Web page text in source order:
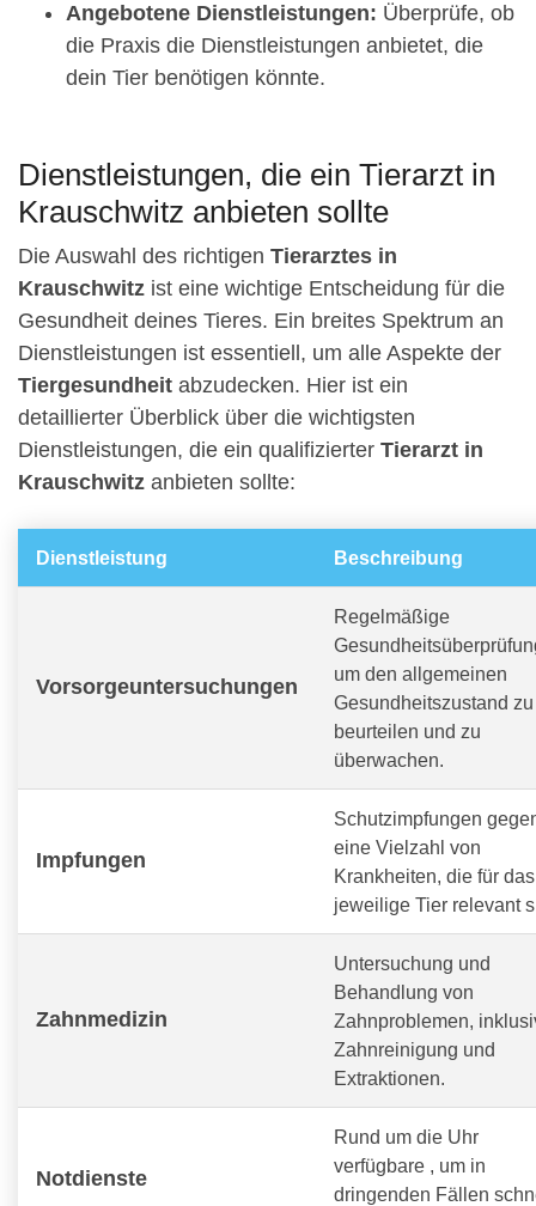
Angebotene Dienstleistungen: Überprüfe, ob
die Praxis die Dienstleistungen anbietet, die
dein Tier benötigen könnte.
Dienstleistungen, die ein Tierarzt in
Krauschwitz anbieten sollte
Die Auswahl des richtigen Tierarztes in
Krauschwitz ist eine wichtige Entscheidung für die
Gesundheit deines Tieres. Ein breites Spektrum an
Dienstleistungen ist essentiell, um alle Aspekte der
Tiergesundheit abzudecken. Hier ist ein
detaillierter Überblick über die wichtigsten
Dienstleistungen, die ein qualifizierter Tierarzt in
Krauschwitz anbieten sollte:
Dienstleistung Beschreibung
Vorsorgeuntersuchungen
Regelmäßige
um den allgemeinen
Gesundheitszustand zu
beurteilen und zu
überwachen.
Impfungen
Schutzimpfungen
eine Vielzahl von
Krankheiten, die für das
jeweilige Tier relevant
Zahnmedizin
Untersuchung und
Behandlung von
Zahnproblemen,
Zahnreinigung und
Extraktionen.
Notdienste
Rund um die Uhr
verfügbare , um in
dringenden Fällen